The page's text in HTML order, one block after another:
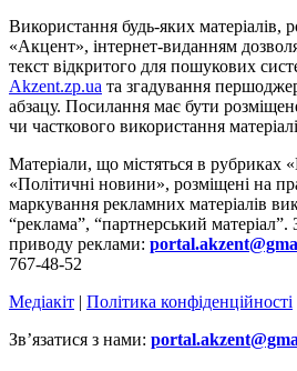
Використання будь-яких матеріалів,
«Акцент», інтернет-виданням
текст відкритого для пошукових
Akzent.zp.ua та згадування
абзацу. Посилання має бути
чи часткового використання
Матеріали, що містяться в рубриках
«Політичні новини», розміщені на
маркування рекламних матеріалів
“реклама”, “партнерський матеріал”.
приводу реклами:
767-48-52
Медіакіт | Політика конфіденційності
Зв’язатися з нами: